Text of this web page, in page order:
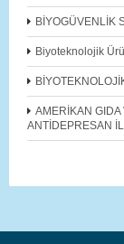
BİYOGÜVENLİK
Biyoteknolojik
AMERİKAN
ANTİDEPRESAN